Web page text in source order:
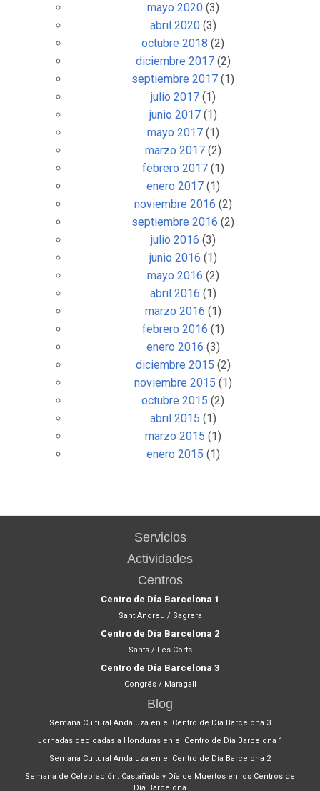
mayo 2020(3)
abril 2020(3)
octubre 2018 (2)
diciembre 2017(2)
septiembre 2017 (1)
julio 2017(1)
junio 2017(1)
mayo 2017(1)
marzo 2017(2)
febrero 2017(1)
enero 2017(1)
noviembre 2016 (2)
septiembre 2016 (2)
julio 2016 (3)
junio 2016 (1)
mayo 2016 (2)
abril 2016 (1)
marzo 2016 (1)
febrero 2016 (1)
enero 2016 (3)
diciembre 2015 (2)
noviembre 2015 (1)
octubre 2015 (2)
abril 2015 (1)
marzo 2015 (1)
enero 2015 (1)
Servicios
Actividades
Centros
Centro de Día Barcelona 1
Sant Andreu / Sagrera
Centro de Día Barcelona 2
Sants / Les Corts
Centro de Día Barcelona 3
Congrés / Maragall
Blog
Semana Cultural Andaluza en el Centro de Día Barcelona 3
Jornadas dedicadas a Honduras en el Centro de Día Barcelona 1
Semana Cultural Andaluza en el Centro de Día Barcelona 2
Semana de Celebración: Castañada y Día de Muertos en los Centros de
Día Barcelona